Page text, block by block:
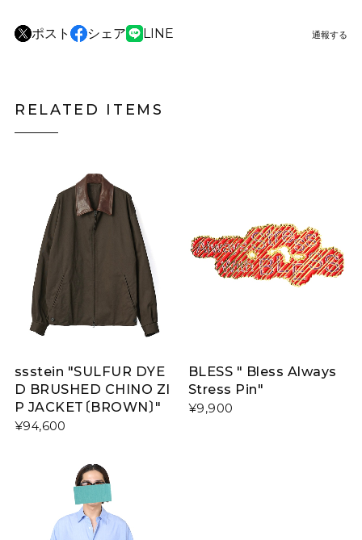
ポスト シェア LINE 通報する
RELATED ITEMS
ssstein "SULFUR DYE
D BRUSHED CHINO ZI
P JACKET〔BROWN〕"
¥94,600
BLESS " Bless Always
Stress Pin"
¥9,900